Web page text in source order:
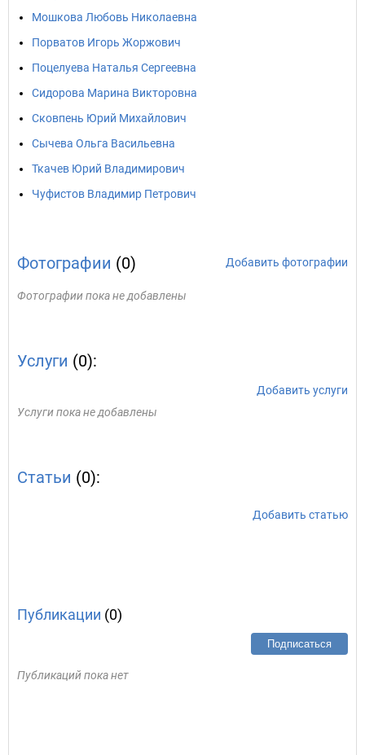
Мошкова Любовь Николаевна
Порватов Игорь Жоржович
Поцелуева Наталья Сергеевна
Сидорова Марина Викторовна
Сковпень Юрий Михайлович
Сычева Ольга Васильевна
Ткачев Юрий Владимирович
Чуфистов Владимир Петрович
Фотографии (0) Добавить фотографии
Фотографии пока не добавлены
Услуги (0):
Добавить услуги
Услуги пока не добавлены
Статьи (0):
Добавить статью
Публикации (0)
Подписаться
Публикаций пока нет